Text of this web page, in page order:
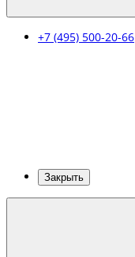
+7 (495) 500-20-66
Закрыть